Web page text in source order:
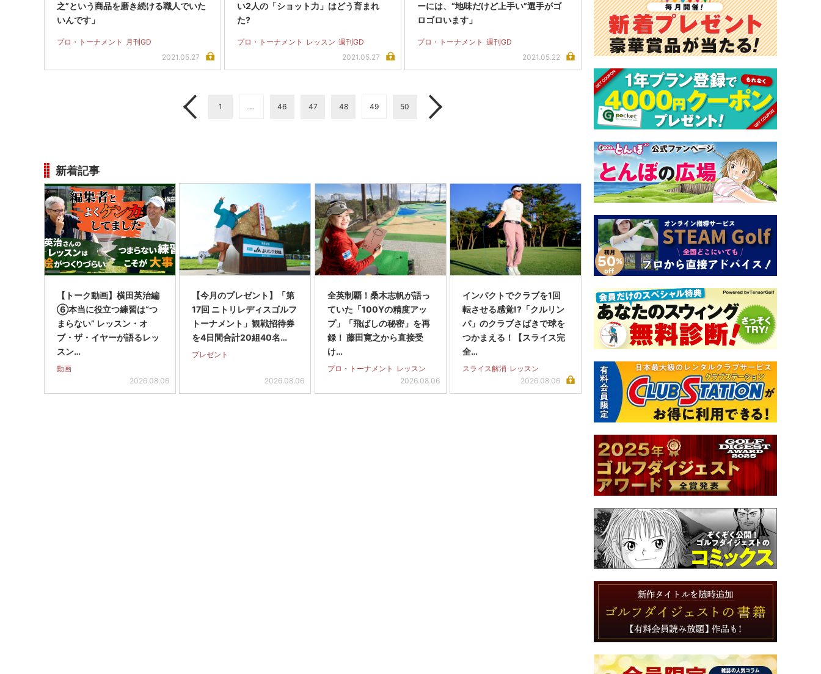
之”という商品を磨き続ける職人でいた
いんです」
プロ・トーナメント
月刊GD
2021.05.27
い2人の「ショット力」はどう育まれ
た?
プロ・トーナメント レッスン 週刊GD
2021.05.27
ーには、“地味だけど上手い”選手がゴ
ロゴロいます」
プロ・トーナメント 週刊GD
2021.05.22
1 … 46 47 48 49 50
新着記事
【トーク動画】横田英治編
⑥本当に役立つ練習は“つ
まらない” レッスン・オ
ブ・ザ・イヤーが語るレッ
スン…
動画
2026.08.06
【今月のプレゼント】「第
17回 ニトリレディスゴルフ
トーナメント」観戦招待券
を4日間合計20組40名…
プレゼント
2026.08.06
全英制覇！桑木志帆が語っ
ていた「100Yの精度アッ
プ」「飛ばしの秘密」を再
録！ 藤田寛之から直接受
け…
プロ・トーナメント レッスン
2026.08.06
インパクトでクラブを1回
転させる感覚!?「クルリン
パ」のクラブさばきで球を
つかまえる！【スライス完
全…
スライス解消 レッスン
2026.08.06